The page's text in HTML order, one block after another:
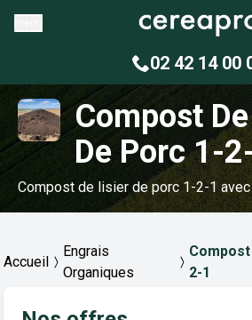
02 42 14 00
Compost
De Porc 1-
Compost de lisier de porc 1-2-1 avec
Accueil
Engrais
Organiques
2-1